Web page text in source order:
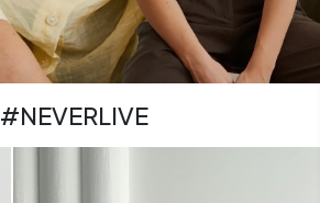
#NEVERLIVE